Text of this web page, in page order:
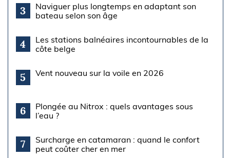
3
Naviguer plus longtemps en adaptant son
bateau selon son âge
4
Les stations balnéaires incontournables de la
côte belge
5 Vent nouveau sur la voile en 2026
6
Plongée au Nitrox : quels avantages sous
l’eau ?
7
Surcharge en catamaran : quand le confort
peut coûter cher en mer